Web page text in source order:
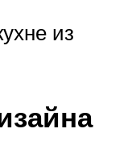
из